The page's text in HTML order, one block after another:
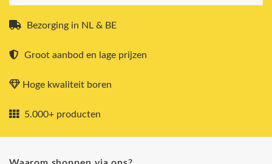
Bezorging in NL & BE
Groot aanbod en lage prijzen
Hoge kwaliteit boren
5.000+ producten